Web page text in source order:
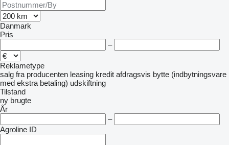
Danmark
Pris
–
Reklametype
salg fra producenten leasing kredit afdragsvis bytte (indbytningsvare
med ekstra betaling) udskiftning
Tilstand
ny brugte
År
–
Agroline ID